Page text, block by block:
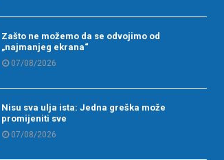
Zašto ne možemo da se odvojimo od
„najmanjeg ekrana“
07/08/2026
Nisu sva ulja ista: Jedna greška može
promijeniti sve
07/08/2026